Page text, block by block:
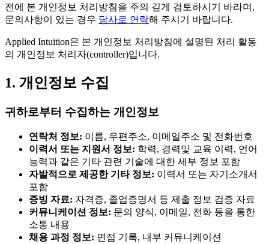
전에 본 개인정보 처리방침을 주의 깊게 검토하시기 바라며,
문의사항이 있는 경우 당사로 연락해 주시기 바랍니다.
Applied Intuition은 본 개인정보 처리방침에 설명된 처리 활동
의 개인정보 처리자(controller)입니다.
1. 개인정보 수집
귀하로부터 수집하는 개인정보
연락처 정보: 이름, 우편주소, 이메일주소 및 전화번호
이력서 또는 지원서 정보: 학력, 경력및 교육 이력, 언어
능력과 같은 기타 관련 기술에 대한 세부 정보 포함
자발적으로 제공한 기타 정보: 이력서 또는 자기소개서
포함
증빙 자료: 자격증, 졸업증명서 등 제출 정보 검증 자료
커뮤니케이션 정보: 문의 양식, 이메일, 전화 등을 통한
소통 내용
채용 과정 정보: 면접 기록, 내부 커뮤니케이션